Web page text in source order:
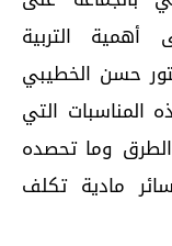
التربية
حسن الخطيبي
المناسبات التي
وما تحصده
مادية تكلف